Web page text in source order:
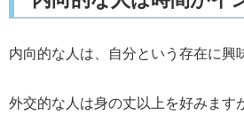
内向的な人は、自分という存在に興
外交的な人は身の丈以上を好みます